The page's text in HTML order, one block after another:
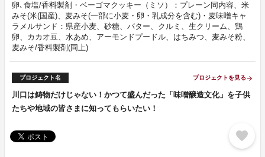
卵､食塩/香料製剤・ベーゴマクッキー（ミソ）：プレーン同内容、米
みそ(米(国産)、麦みそ(一部に小麦・卵・乳成分を含む)・麦味噌キャ
ラメルサンド：県産小麦、砂糖、バター、クルミ、生クリーム、鶏
卵、カカオ豆、水あめ、アーモンドプードル、はちみつ、麦みそ粉、
麦みそ/香料製剤(同上)
プロジェクト名 プロジェクトを見る arrow_forward
川口は鋳物だけじゃない！かつて盛んだった「味噌醸造文化」を子供
たちや地域の皆さまに知ってもらいたい！
favorite